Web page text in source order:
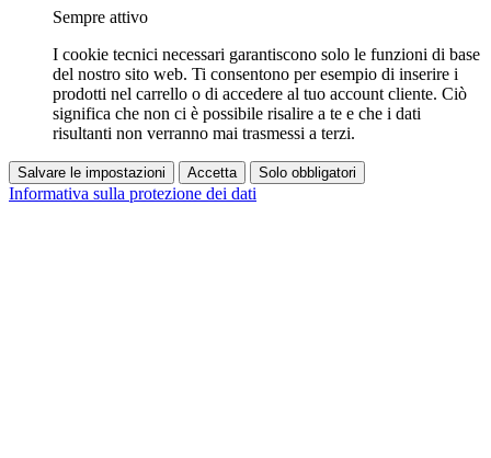
Sempre attivo
I cookie tecnici necessari garantiscono solo le funzioni di base
del nostro sito web. Ti consentono per esempio di inserire i
prodotti nel carrello o di accedere al tuo account cliente. Ciò
significa che non ci è possibile risalire a te e che i dati
risultanti non verranno mai trasmessi a terzi.
Salvare le impostazioni Accetta Solo obbligatori
Informativa sulla protezione dei dati